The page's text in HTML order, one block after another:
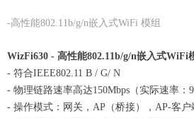
-高性能802.11b/g/n嵌入式WiFi 模组
WizFi630 - 高性能802.11b/g/n嵌入式WiFi
- 符合IEEE802.11 B / G/ N
- 物理链路速率高达150Mbps（实际速率：
- 操作模式：网关，AP（桥接），AP-客